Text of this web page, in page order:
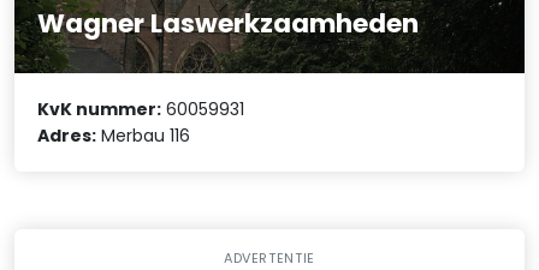
Wagner Laswerkzaamheden
KvK nummer: 60059931
Adres: Merbau 116
ADVERTENTIE